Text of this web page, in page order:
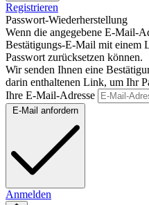
Registrieren
Passwort-Wiederherstellung
Wenn die angegebene E-Mail-
Bestätigungs-E-Mail mit einem
Passwort zurücksetzen können.
Wir senden Ihnen eine
darin enthaltenen Link, um Ihr
Ihre E-Mail-Adresse
E-Mail anfordern
Anmelden